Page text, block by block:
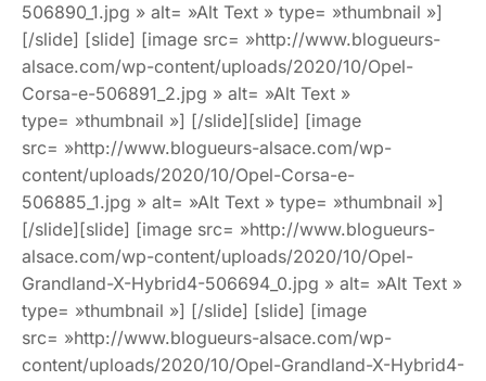
506890_1.jpg » alt= »Alt Text » type= »thumbnail »]
[/slide] [slide] [image src= »http://www.blogueurs-
alsace.com/wp-content/uploads/2020/10/Opel-
Corsa-e-506891_2.jpg » alt= »Alt Text »
type= »thumbnail »] [/slide][slide] [image
src= »http://www.blogueurs-alsace.com/wp-
content/uploads/2020/10/Opel-Corsa-e-
506885_1.jpg » alt= »Alt Text » type= »thumbnail »]
[/slide][slide] [image src= »http://www.blogueurs-
alsace.com/wp-content/uploads/2020/10/Opel-
Grandland-X-Hybrid4-506694_0.jpg » alt= »Alt Text »
type= »thumbnail »] [/slide] [slide] [image
src= »http://www.blogueurs-alsace.com/wp-
content/uploads/2020/10/Opel-Grandland-X-Hybrid4-